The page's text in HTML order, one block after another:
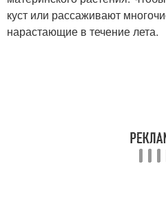
куст или рассаживают
нарастающие в течение лета.